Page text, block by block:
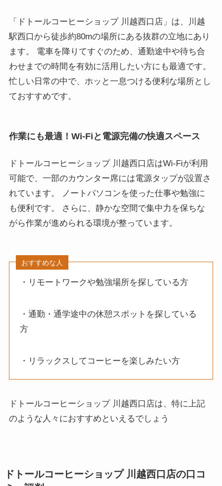
「ドトールコーヒーショップ 川越西口店」は、川越
駅西口から徒歩約80mの場所にある抜群の立地にあり
ます。 電車を降りてすぐのため、通勤途中や待ち合
わせまでの時間を有効に活用したい方にも最適です。
忙しい日常の中で、ホッと一息つける便利な場所とし
ておすすめです。
作業にも最適！Wi-Fiと電源完備の快適スペース
ドトールコーヒーショップ 川越西口店はWi-Fiが利用
可能で、一部のカウンター席には電源タップが設置さ
れています。 ノートパソコンを使った仕事や勉強に
も便利です。 さらに、静かな空間で集中力を保ちな
がら作業が進められる環境が整っています。
おすすめな人
・リモートワークや勉強場所を探している方
・通勤・通学途中の休憩スポットを探している
方
・リラックスしてコーヒーを楽しみたい方
ドトールコーヒーショップ 川越西口店は、特に上記
のような人々におすすめといえるでしょう
ドトールコーヒーショップ 川越西口店の口コ